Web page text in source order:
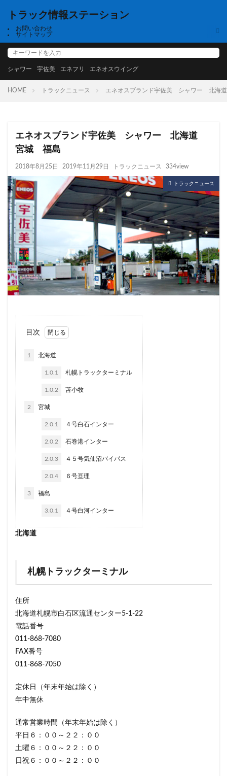
トラック情報ステーション
お問い合わせ
サイトマップ
シャワー 宇佐美 エネフリ エネオスウイング
HOME トラックニュース エネオスブランド宇佐美 シャワー 北
エネオスブランド宇佐美 シャワー 北海道
宮城 福島
2018年8月25日 2019年11月29日 トラックニュース 334view
トラックニュース
目次
1 北海道
1.0.1 札幌トラックターミナル
1.0.2 苫小牧
2 宮城
2.0.1 ４号白石インター
2.0.2 石巻港インター
2.0.3 ４５号気仙沼バイパス
2.0.4 ６号亘理
3 福島
3.0.1 ４号白河インター
北海道
札幌トラックターミナル
住所
北海道札幌市白石区流通センター5-1-22
電話番号
011-868-7080
FAX番号
011-868-7050
定休日（年末年始は除く）
年中無休
通常営業時間（年末年始は除く）
平日６：００～２２：００
土曜６：００～２２：００
日祝６：００～２２：００